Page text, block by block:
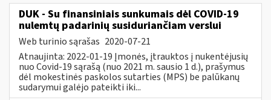
DUK - Su finansiniais sunkumais dėl COVID-19
nulemtų padarinių susiduriančiam verslui
Web turinio sąrašas 2020-07-21
Atnaujinta: 2022-01-19 Įmonės, įtrauktos į nukentėjusių
nuo Covid-19 sąrašą (nuo 2021 m. sausio 1 d.), prašymus
dėl mokestinės paskolos sutarties (MPS) be palūkanų
sudarymui galėjo pateikti iki...